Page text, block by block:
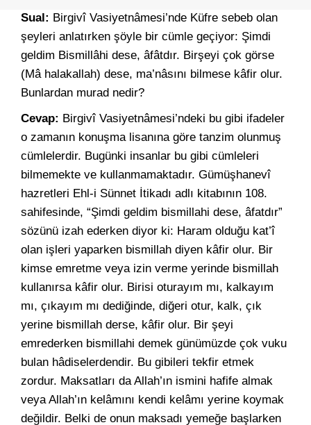
Sual: Birgivî Vasiyetnâmesi’nde Küfre sebeb olan
şeyleri anlatırken şöyle bir cümle geçiyor: Şimdi
geldim Bismillâhi dese, âfâtdır. Birşeyi çok görse
(Mâ halakallah) dese, ma’nâsını bilmese kâfir olur.
Bunlardan murad nedir?
Cevap: Birgivî Vasiyetnâmesi’ndeki bu gibi ifadeler
o zamanın konuşma lisanına göre tanzim olunmuş
cümlelerdir. Bugünki insanlar bu gibi cümleleri
bilmemekte ve kullanmamaktadır. Gümüşhanevî
hazretleri Ehl-i Sünnet İtikadı adlı kitabının 108.
sahifesinde, “Şimdi geldim bismillahi dese, âfatdır”
sözünü izah ederken diyor ki: Haram olduğu kat’î
olan işleri yaparken bismillah diyen kâfir olur. Bir
kimse emretme veya izin verme yerinde bismillah
kullanırsa kâfir olur. Birisi oturayım mı, kalkayım
mı, çıkayım mı dediğinde, diğeri otur, kalk, çık
yerine bismillah derse, kâfir olur. Bir şeyi
emrederken bismillahi demek günümüzde çok vuku
bulan hâdiselerdendir. Bu gibileri tekfir etmek
zordur. Maksatları da Allah’ın ismini hafife almak
veya Allah’ın kelâmını kendi kelâmı yerine koymak
değildir. Belki de onun maksadı yemeğe başlarken